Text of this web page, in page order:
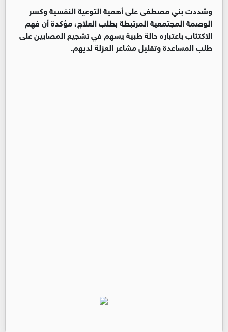
وشددت بني مصطفى على أهمية التوعية النفسية وكسر
الوصمة المجتمعية المرتبطة بطلب العلاج، مؤكدة أن فهم
الاكتئاب باعتباره حالة طبية يسهم في تشجيع المصابين على
طلب المساعدة وتقليل مشاعر العزلة لديهم.